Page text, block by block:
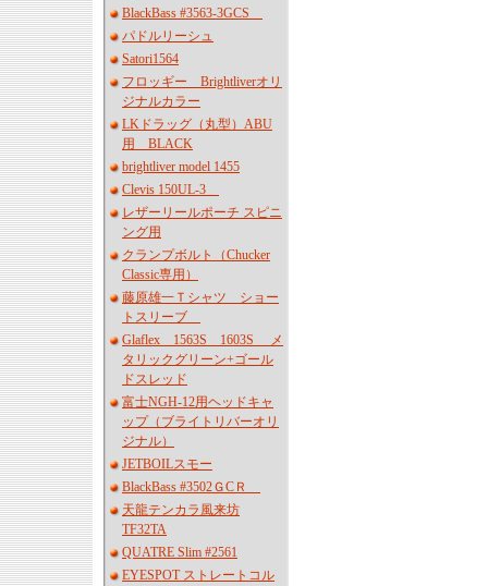
BlackBass #3563-3GCS
パドルリーシュ
Satori1564
フロッギー Brightliverオリ
ジナルカラー
LKドラッグ（丸型）ABU
用 BLACK
brightliver model 1455
Clevis 150UL-3
レザーリールポーチ スピニ
ング用
クランプボルト（Chucker
Classic専用）
藤原雄一Ｔシャツ ショー
トスリーブ
Glaflex 1563S 1603S メ
タリックグリーン+ゴール
ドスレッド
富士NGH-12用ヘッドキャ
ップ（ブライトリバーオリ
ジナル）
JETBOILスモー
BlackBass #3502ＧCＲ
天龍テンカラ風来坊
TF32TA
QUATRE Slim #2561
EYESPOT ストレートコル